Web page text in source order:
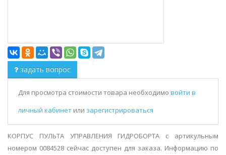
задать вопрос
Для просмотра стоимости товара необходимо войти в
личный кабинет или зарегистрироваться
КОРПУС ПУЛЬТА УПРАВЛЕНИЯ ГИДРОБОРТА с артикульным
номером 0084528 сейчас доступен для заказа. Информацию по